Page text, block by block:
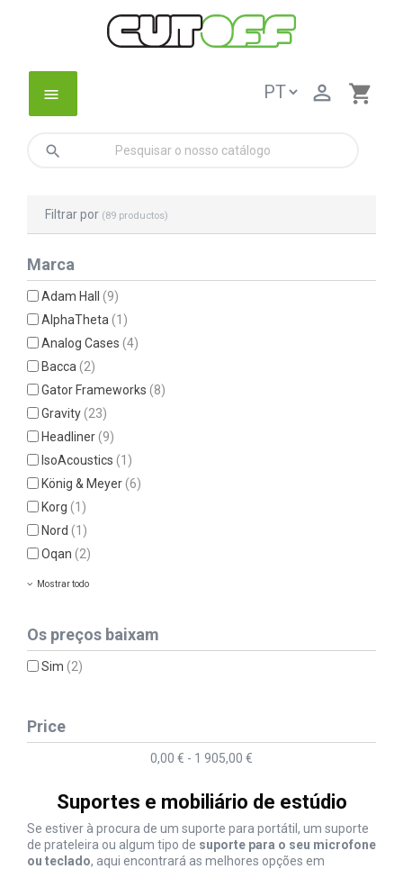
menu shopping_cart

search
Filtrar por (89 productos)
Marca
Adam Hall(9)
AlphaTheta(1)
Analog Cases(4)
Bacca(2)
Gator Frameworks(8)
Gravity(23)
Headliner(9)
IsoAcoustics(1)
König & Meyer(6)
Korg(1)
Nord(1)
Oqan(2)
Mostrar todo
Os preços baixam
Sim(2)
Price
0,00 € - 1 905,00 €
Suportes e mobiliário de estúdio
Se estiver à procura de um suporte para portátil, um suporte
de prateleira ou algum tipo de suporte para o seu microfone
ou teclado, aqui encontrará as melhores opções em